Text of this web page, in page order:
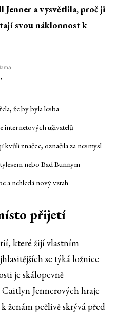
Jenner a vysvětlila, proč ji
svou náklonnost k
'
že by byla lesba
internetových uživatelů
kvůli značce, označila za nesmysl
nebo Bad Bunnym
a nehledá nový vztah
přijetí
které žijí vlastním
se týká ložnice
je skálopevně
Caitlyn Jennerových hraje
ženám pečlivě skrývá před